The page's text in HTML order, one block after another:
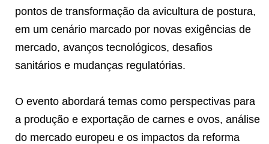
pontos de transformação da avicultura de postura,
em um cenário marcado por novas exigências de
mercado, avanços tecnológicos, desafios
sanitários e mudanças regulatórias.
O evento abordará temas como perspectivas para
a produção e exportação de carnes e ovos, análise
do mercado europeu e os impactos da reforma